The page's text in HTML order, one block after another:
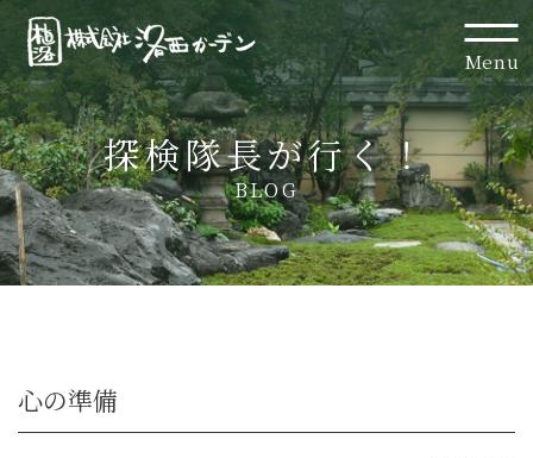
Menu
探検隊長が行く！
BLOG
心の準備